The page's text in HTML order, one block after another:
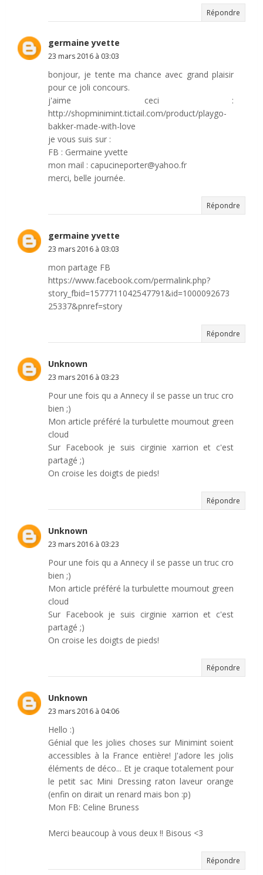
Répondre
germaine yvette
23 mars 2016 à 03:03
bonjour, je tente ma chance avec grand plaisir
pour ce joli concours.
j'aime ceci :
http://shopminimint.tictail.com/product/playgo-
bakker-made-with-love
je vous suis sur :
FB : Germaine yvette
mon mail : capucineporter@yahoo.fr
merci, belle journée.
Répondre
germaine yvette
23 mars 2016 à 03:03
mon partage FB
https://www.facebook.com/permalink.php?
story_fbid=1577711042547791&id=1000092673
25337&pnref=story
Répondre
Unknown
23 mars 2016 à 03:23
Pour une fois qu a Annecy il se passe un truc cro
bien ;)
Mon article préféré la turbulette moumout green
cloud
Sur Facebook je suis cirginie xarrion et c'est
partagé ;)
On croise les doigts de pieds!
Répondre
Unknown
23 mars 2016 à 03:23
Pour une fois qu a Annecy il se passe un truc cro
bien ;)
Mon article préféré la turbulette moumout green
cloud
Sur Facebook je suis cirginie xarrion et c'est
partagé ;)
On croise les doigts de pieds!
Répondre
Unknown
23 mars 2016 à 04:06
Hello :)
Génial que les jolies choses sur Minimint soient
accessibles à la France entière! J'adore les jolis
éléments de déco... Et je craque totalement pour
le petit sac Mini Dressing raton laveur orange
(enfin on dirait un renard mais bon :p)
Mon FB: Celine Bruness
Merci beaucoup à vous deux !! Bisous <3
Répondre